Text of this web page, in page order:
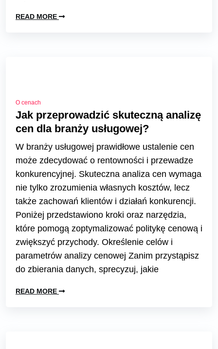
READ MORE
O cenach
Jak przeprowadzić skuteczną analizę
cen dla branży usługowej?
W branży usługowej prawidłowe ustalenie cen
może zdecydować o rentowności i przewadze
konkurencyjnej. Skuteczna analiza cen wymaga
nie tylko zrozumienia własnych kosztów, lecz
także zachowań klientów i działań konkurencji.
Poniżej przedstawiono kroki oraz narzędzia,
które pomogą zoptymalizować politykę cenową i
zwiększyć przychody. Określenie celów i
parametrów analizy cenowej Zanim przystąpisz
do zbierania danych, sprecyzuj, jakie
READ MORE